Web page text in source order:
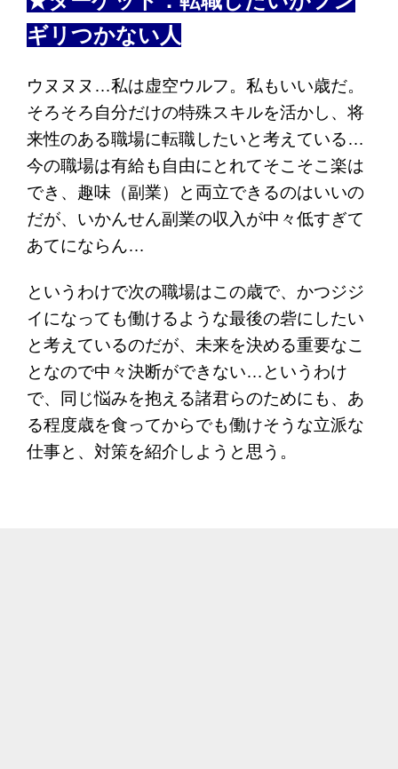
ギリつかない人
ウヌヌヌ…私は虚空ウルフ。私もいい歳だ。
そろそろ自分だけの特殊スキルを活かし、将
来性のある職場に転職したいと考えている…
今の職場は有給も自由にとれてそこそこ楽は
でき、趣味（副業）と両立できるのはいいの
だが、いかんせん副業の収入が中々低すぎて
あてにならん…
というわけで次の職場はこの歳で、かつジジ
イになっても働けるような最後の砦にしたい
と考えているのだが、未来を決める重要なこ
となので中々決断ができない…というわけ
で、同じ悩みを抱える諸君らのためにも、あ
る程度歳を食ってからでも働けそうな立派な
仕事と、対策を紹介しようと思う。